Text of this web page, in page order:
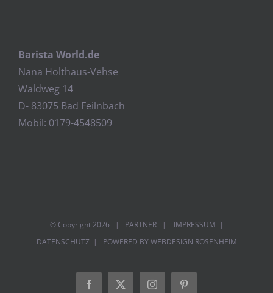
Barista World.de
Nana Holthaus-Vehse
Waldweg 14
D- 83075 Bad Feilnbach
Mobil: 0179-4548509
© Copyright2026 | PARTNER| IMPRESSUM |
DATENSCHUTZ| POWERED BYWEBDESIGN ROSENHEIM
FacebookTwitter InstagramPinterest